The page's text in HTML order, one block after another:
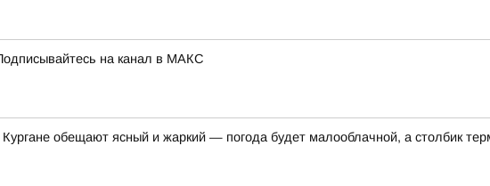
на канал в МАКС
обещают ясный и жаркий — погода будет малооблачной, а столбик